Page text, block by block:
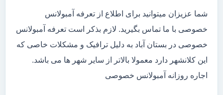
شما عزیزان میتوانید برای اطلاع از تعرفه آمبولانس
خصوصی با ما تماس بگیرید. لازم بذکر است تعرفه آمبولانس
خصوصی در بستان آباد به دلیل ترافیک و مشکلات خاصی که
این کلانشهر دارد معمولا بالاتر از سایر شهر ها می باشد.
اجاره روزانه آمبولانس خصوصی